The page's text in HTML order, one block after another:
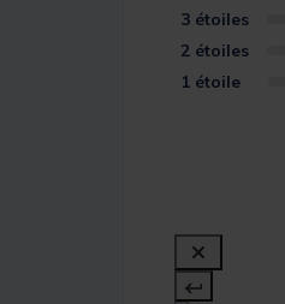
3 étoiles
2 étoiles
1 étoile